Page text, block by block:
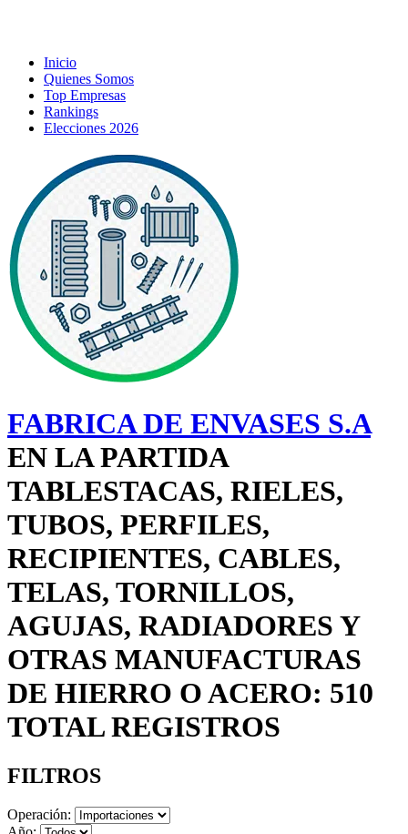
Inicio
Quienes Somos
Top Empresas
Rankings
Elecciones 2026
FABRICA DE ENVASES S.A
EN LA PARTIDA
TABLESTACAS, RIELES,
TUBOS, PERFILES,
RECIPIENTES, CABLES,
TELAS, TORNILLOS,
AGUJAS, RADIADORES Y
OTRAS MANUFACTURAS
DE HIERRO O ACERO: 510
TOTAL REGISTROS
FILTROS
Operación: